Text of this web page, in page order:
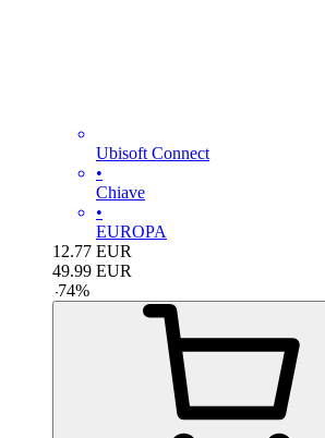
Ubisoft Connect
•
Chiave
•
EUROPA
12.77 EUR
49.99 EUR
-74%